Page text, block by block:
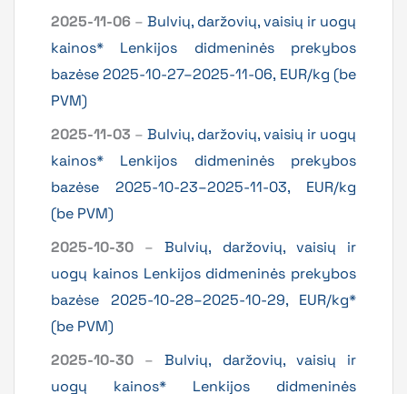
2025-11-06 – Bulvių, daržovių, vaisių ir uogų
kainos* Lenkijos didmeninės prekybos
bazėse 2025-10-27–2025-11-06, EUR/kg (be
PVM)
2025-11-03 – Bulvių, daržovių, vaisių ir uogų
kainos* Lenkijos didmeninės prekybos
bazėse 2025-10-23–2025-11-03, EUR/kg
(be PVM)
2025-10-30 –Bulvių, daržovių, vaisių ir
uogų kainos Lenkijos didmeninės prekybos
bazėse 2025-10-28–2025-10-29, EUR/kg*
(be PVM)
2025-10-30 –Bulvių, daržovių, vaisių ir
uogų kainos* Lenkijos didmeninės